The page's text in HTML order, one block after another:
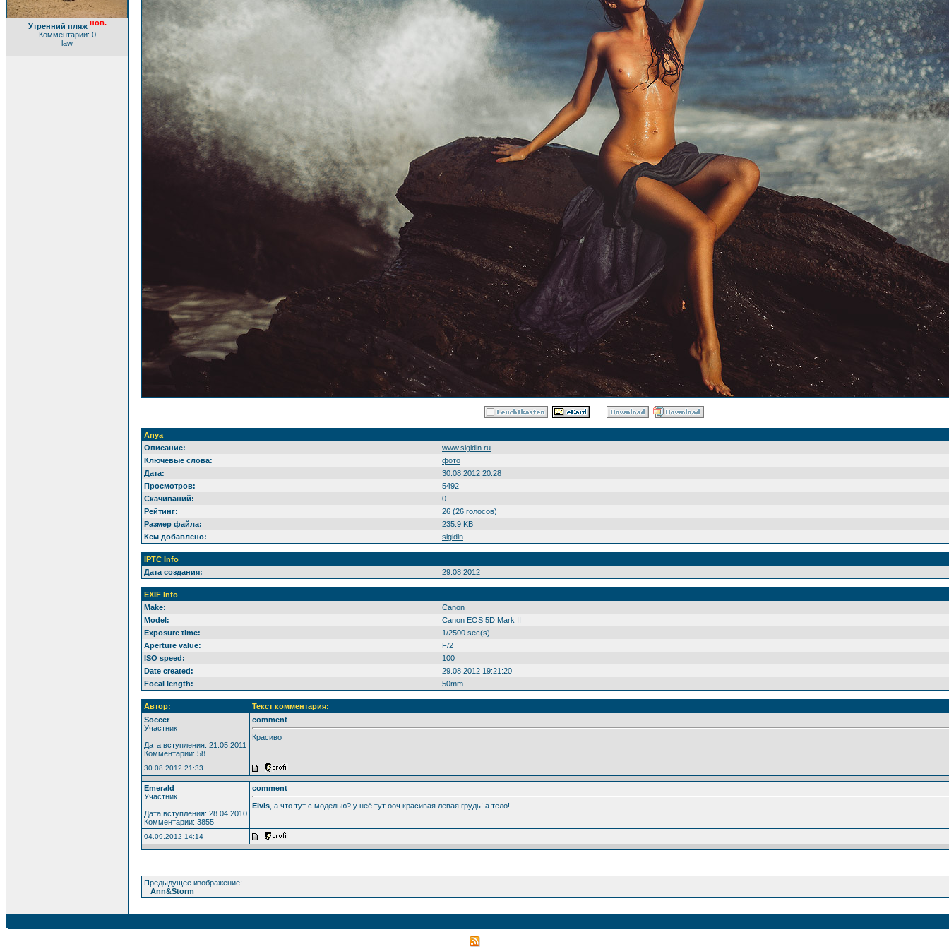
Утренний пляж нов.
Комментарии: 0
law
Anya
Описание:
www.sigidin.ru
Ключевые слова:
фото
Дата:
30.08.2012 20:28
Просмотров:
5492
Скачиваний:
0
Рейтинг:
26 (26 голосов)
Размер файла:
235.9 KB
Кем добавлено:
sigidin
IPTC Info
Дата создания:
29.08.2012
EXIF Info
Make:
Canon
Model:
Canon EOS 5D Mark II
Exposure time:
1/2500 sec(s)
Aperture value:
F/2
ISO speed:
100
Date created:
29.08.2012 19:21:20
Focal length:
50mm
Автор:
Текст комментария:
Soccer
Участник
Дата вступления: 21.05.2011
Комментарии: 58
comment
Красиво
30.08.2012 21:33
Emerald
Участник
Дата вступления: 28.04.2010
Комментарии: 3855
comment
Elvis , а что тут с моделью? у неё тут ооч красивая левая грудь! а тело!
04.09.2012 14:14
Предыдущее изображение:
Ann&Storm